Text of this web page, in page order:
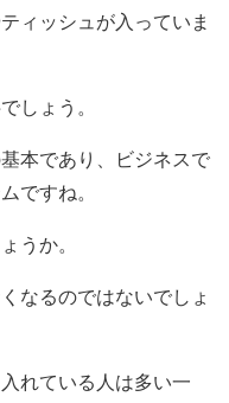
ィッシュが入っていま
しょう。
本であり、ビジネスで
ですね。
うか。
なるのではないでしょ
れている人は多い一